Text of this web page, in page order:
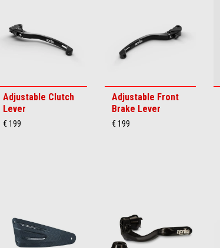
Adjustable Clutch
Lever
€ 199
Adjustable Front
Brake Lever
€ 199